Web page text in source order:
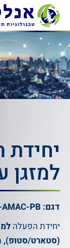
יחידת
למזגן
דגם: EN-AMAC-PB
יחידת הפעלה
(סטארט/סטופ),